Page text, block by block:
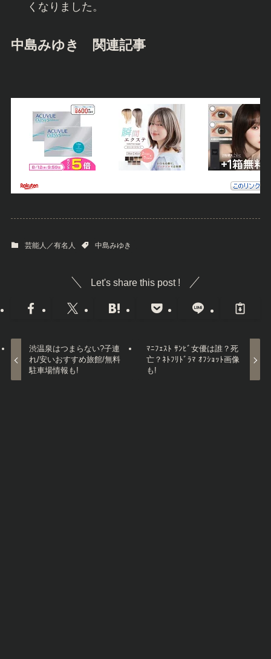
くなりました。
中島みゆき 関連記事
芸能人／有名人 中島みゆき
Let's share this post !
渋温泉はつまらない?子連
れ/安いおすすめ旅館/無料
駐車場情報も!
ﾏﾆﾌｪｽﾄ ｻﾝﾋﾞ女優は誰？死
亡？ﾈﾄﾌﾘﾄﾞﾗﾏ ｵﾌｼｮｯﾄ画像
も!